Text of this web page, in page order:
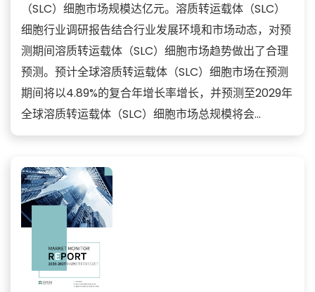
（SLC）细胞市场规模达亿元。溶质转运载体（SLC）
细胞行业调研报告结合行业发展环境和市场动态，对预
测期间溶质转运载体（SLC）细胞市场趋势做出了合理
预测。预计全球溶质转运载体（SLC）细胞市场在预测
期间将以4.89%的复合年增长率增长，并预测至2029年
全球溶质转运载体（SLC）细胞市场总规模将会...